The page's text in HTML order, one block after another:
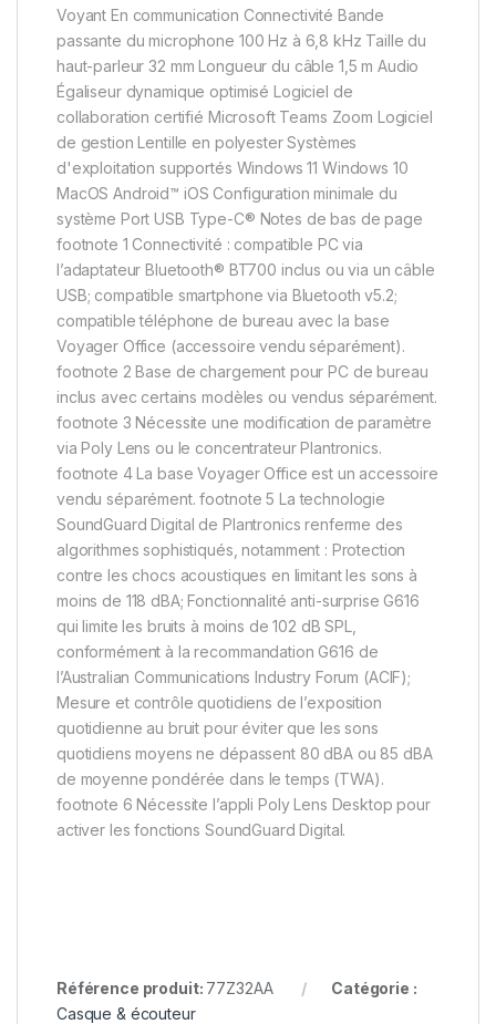
Voyant En communication Connectivité Bande
passante du microphone 100 Hz à 6,8 kHz Taille du
haut-parleur 32 mm Longueur du câble 1,5 m Audio
Égaliseur dynamique optimisé Logiciel de
collaboration certifié Microsoft Teams Zoom Logiciel
de gestion Lentille en polyester Systèmes
d'exploitation supportés Windows 11 Windows 10
MacOS Android™ iOS Configuration minimale du
système Port USB Type-C® Notes de bas de page
footnote 1 Connectivité : compatible PC via
l’adaptateur Bluetooth® BT700 inclus ou via un câble
USB; compatible smartphone via Bluetooth v5.2;
compatible téléphone de bureau avec la base
Voyager Office (accessoire vendu séparément).
footnote 2 Base de chargement pour PC de bureau
inclus avec certains modèles ou vendus séparément.
footnote 3 Nécessite une modification de paramètre
via Poly Lens ou le concentrateur Plantronics.
footnote 4 La base Voyager Office est un accessoire
vendu séparément. footnote 5 La technologie
SoundGuard Digital de Plantronics renferme des
algorithmes sophistiqués, notamment : Protection
contre les chocs acoustiques en limitant les sons à
moins de 118 dBA; Fonctionnalité anti-surprise G616
qui limite les bruits à moins de 102 dB SPL,
conformément à la recommandation G616 de
l’Australian Communications Industry Forum (ACIF);
Mesure et contrôle quotidiens de l’exposition
quotidienne au bruit pour éviter que les sons
quotidiens moyens ne dépassent 80 dBA ou 85 dBA
de moyenne pondérée dans le temps (TWA).
footnote 6 Nécessite l’appli Poly Lens Desktop pour
activer les fonctions SoundGuard Digital.
Référence produit: 77Z32AA
Catégorie :
Casque & écouteur